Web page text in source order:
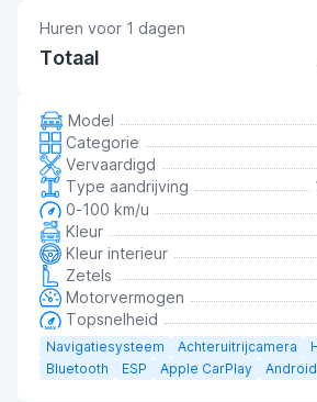
Huren voor 1 dagen
Totaal
Model
Categorie
Vervaardigd
Type aandrijving
0-100 km/u
Kleur
Kleur interieur
Zetels
Motorvermogen
Topsnelheid
Navigatiesysteem Achteruitrijcamera
Bluetooth
ESP Apple CarPlay